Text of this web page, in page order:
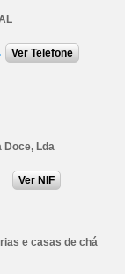
Ver Telefone
Doce, Lda
Ver NIF
e casas de chá